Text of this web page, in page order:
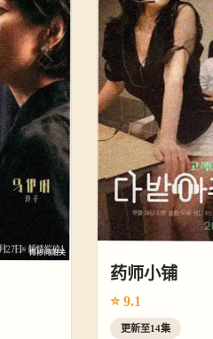
药师小铺
⭐ 9.1
更新至14集